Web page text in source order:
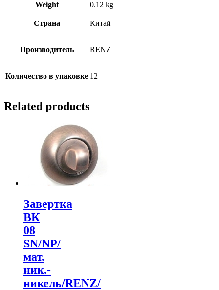
Weight 0.12 kg
Страна Китай
Производитель RENZ
Количество в упаковке 12
Related products
Завертка
ВК
08
SN/NP/
мат.
ник.-
никель/RENZ/